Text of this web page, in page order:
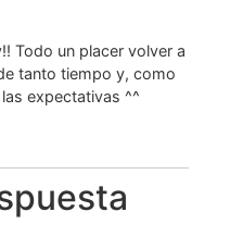
Todo un placer volver a
tanto tiempo y, como
expectativas ^^